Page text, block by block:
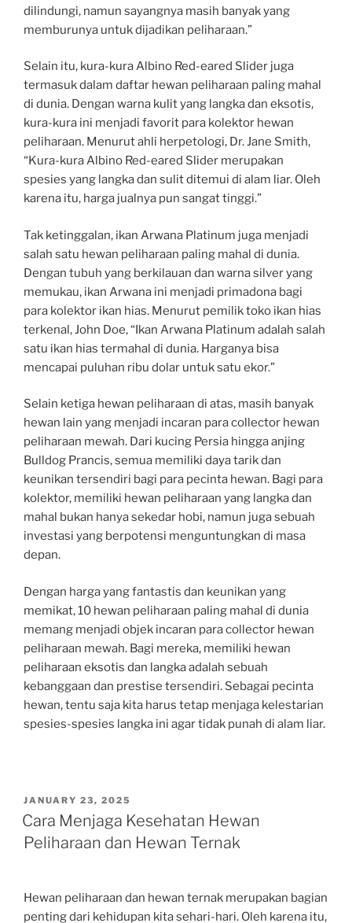
dilindungi, namun sayangnya masih banyak yang
memburunya untuk dijadikan peliharaan.”
Selain itu, kura-kura Albino Red-eared Slider juga
termasuk dalam daftar hewan peliharaan paling mahal
di dunia. Dengan warna kulit yang langka dan eksotis,
kura-kura ini menjadi favorit para kolektor hewan
peliharaan. Menurut ahli herpetologi, Dr. Jane Smith,
“Kura-kura Albino Red-eared Slider merupakan
spesies yang langka dan sulit ditemui di alam liar. Oleh
karena itu, harga jualnya pun sangat tinggi.”
Tak ketinggalan, ikan Arwana Platinum juga menjadi
salah satu hewan peliharaan paling mahal di dunia.
Dengan tubuh yang berkilauan dan warna silver yang
memukau, ikan Arwana ini menjadi primadona bagi
para kolektor ikan hias. Menurut pemilik toko ikan hias
terkenal, John Doe, “Ikan Arwana Platinum adalah salah
satu ikan hias termahal di dunia. Harganya bisa
mencapai puluhan ribu dolar untuk satu ekor.”
Selain ketiga hewan peliharaan di atas, masih banyak
hewan lain yang menjadi incaran para collector hewan
peliharaan mewah. Dari kucing Persia hingga anjing
Bulldog Prancis, semua memiliki daya tarik dan
keunikan tersendiri bagi para pecinta hewan. Bagi para
kolektor, memiliki hewan peliharaan yang langka dan
mahal bukan hanya sekedar hobi, namun juga sebuah
investasi yang berpotensi menguntungkan di masa
depan.
Dengan harga yang fantastis dan keunikan yang
memikat, 10 hewan peliharaan paling mahal di dunia
memang menjadi objek incaran para collector hewan
peliharaan mewah. Bagi mereka, memiliki hewan
peliharaan eksotis dan langka adalah sebuah
kebanggaan dan prestise tersendiri. Sebagai pecinta
hewan, tentu saja kita harus tetap menjaga kelestarian
spesies-spesies langka ini agar tidak punah di alam liar.
POSTED
ON
JANUARY 23, 2025
Cara Menjaga Kesehatan Hewan
Peliharaan dan Hewan Ternak
Hewan peliharaan dan hewan ternak merupakan bagian
penting dari kehidupan kita sehari-hari. Oleh karena itu,